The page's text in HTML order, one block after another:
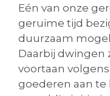
Eén van onze
geruime tijd
duurzaam
Daarbij dwingen
voortaan
goederen aan te